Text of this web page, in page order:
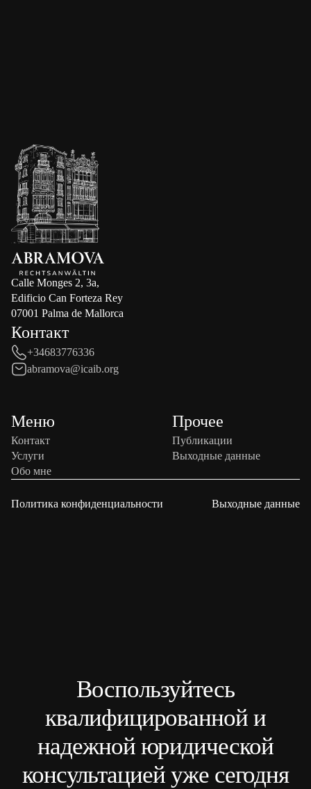
Calle Monges 2, 3a,
Edificio Can Forteza Rey
07001 Palma de Mallorca
Контакт
+34683776336
abramova@icaib.org
Меню
Контакт
Услуги
Обо мне
Прочее
Публикации
Выходные данные
Политика конфиденциальности Выходные данные
Воспользуйтесь
квалифицированной и
надежной юридической
консультацией уже сегодня